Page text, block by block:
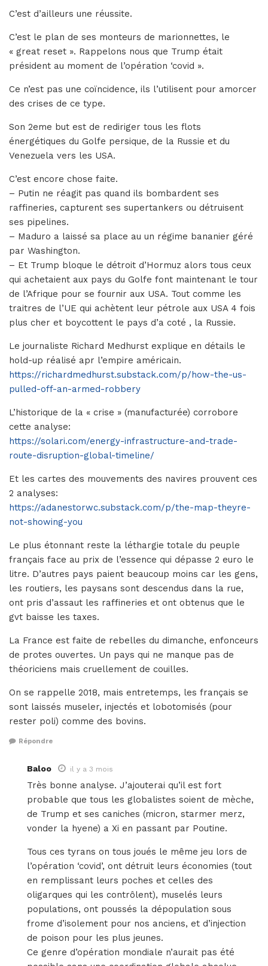
C’est d’ailleurs une réussite.
C’est le plan de ses monteurs de marionnettes, le
« great reset ». Rappelons nous que Trump était
président au moment de l’opération ‘covid ».
Ce n’est pas une coïncidence, ils l’utilisent pour amorcer
des crises de ce type.
Son 2eme but est de rediriger tous les flots
énergétiques du Golfe persique, de la Russie et du
Venezuela vers les USA.
C’est encore chose faite.
– Putin ne réagit pas quand ils bombardent ses
raffineries, capturent ses supertankers ou détruisent
ses pipelines.
– Maduro a laissé sa place au un régime bananier géré
par Washington.
– Et Trump bloque le détroit d’Hormuz alors tous ceux
qui achetaient aux pays du Golfe font maintenant le tour
de l’Afrique pour se fournir aux USA. Tout comme les
traitres de l’UE qui achètent leur pétrole aux USA 4 fois
plus cher et boycottent le pays d’a coté , la Russie.
Le journaliste Richard Medhurst explique en détails le
hold-up réalisé apr l’empire américain.
https://richardmedhurst.substack.com/p/how-the-us-
pulled-off-an-armed-robbery
L’historique de la « crise » (manufacturée) corrobore
cette analyse:
https://solari.com/energy-infrastructure-and-trade-
route-disruption-global-timeline/
Et les cartes des mouvements des navires prouvent ces
2 analyses:
https://adanestorwc.substack.com/p/the-map-theyre-
not-showing-you
Le plus étonnant reste la léthargie totale du peuple
français face au prix de l’essence qui dépasse 2 euro le
litre. D’autres pays paient beaucoup moins car les gens,
les routiers, les paysans sont descendus dans la rue,
ont pris d’assaut les raffineries et ont obtenus que le
gvt baisse les taxes.
La France est faite de rebelles du dimanche, enfonceurs
de protes ouvertes. Un pays qui ne manque pas de
théoriciens mais cruellement de couilles.
On se rappelle 2018, mais entretemps, les français se
sont laissés museler, injectés et lobotomisés (pour
rester poli) comme des bovins.
Répondre
Baloo il y a 3 mois
Très bonne analyse. J’ajouterai qu’il est fort
probable que tous les globalistes soient de mèche,
de Trump et ses caniches (micron, starmer merz,
vonder la hyene) a Xi en passant par Poutine.
Tous ces tyrans on tous joués le même jeu lors de
l’opération ‘covid’, ont détruit leurs économies (tout
en remplissant leurs poches et celles des
oligarques qui les contrôlent), muselés leurs
populations, ont poussés la dépopulation sous
frome d’isolement pour nos anciens, et d’injection
de poison pour les plus jeunes.
Ce genre d’opération mondiale n’aurait pas été